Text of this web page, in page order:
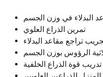
البدلاء في وزن الجسم
تمرين الذراع العلوي
تراجع مقاعد البدلاء
الرؤوس بوزن الجسم
تدريب قوة الذراع الخلفية